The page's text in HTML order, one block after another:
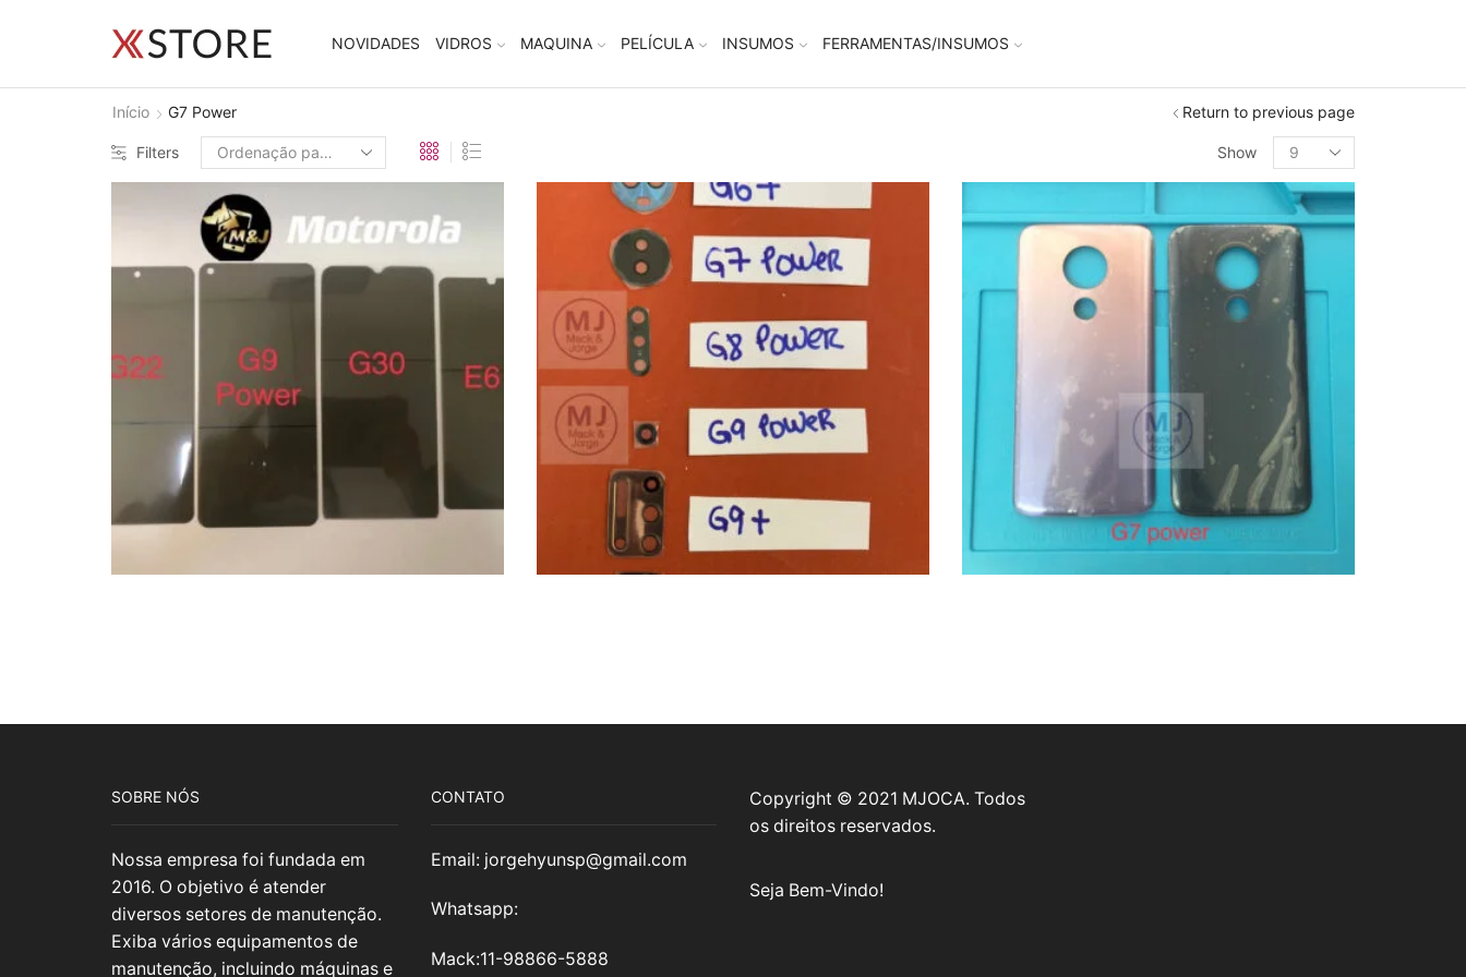
NOVIDADES VIDROS MAQUINA PELÍCULA INSUMOS FERRAMENTAS/INSUMOS
Início G7 Power Return to previous page
Filters Show
SOBRE NÓS
Nossa empresa foi fundada em
2016. O objetivo é atender
diversos setores de manutenção.
Exiba vários equipamentos de
manutenção, incluindo máquinas e
CONTATO
Email: jorgehyunsp@gmail.com
Whatsapp:
Mack:11-98866-5888
Copyright © 2021 MJOCA. Todos
os direitos reservados.
Seja Bem-Vindo!